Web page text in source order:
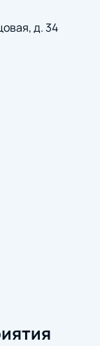
д. 34